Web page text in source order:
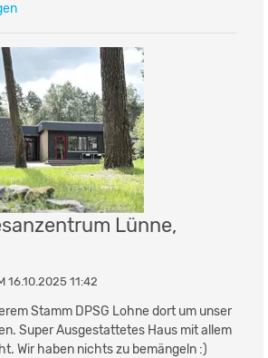
Lünne,
16.10.2025 11:42
Stamm DPSG Lohne dort um unser
Super Ausgestattetes Haus mit allem
Wir haben nichts zu bemängeln :)